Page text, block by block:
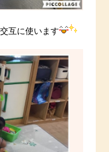
互に使います